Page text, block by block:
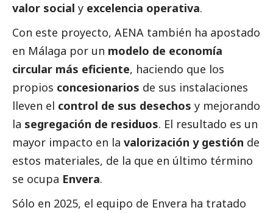
valor social y excelencia operativa.
Con este proyecto, AENA también ha apostado
en Málaga por un modelo de economía
circular más eficiente, haciendo que los
propios concesionarios de sus instalaciones
lleven el control de sus desechos y mejorando
la segregación de residuos. El resultado es un
mayor impacto en la valorización y gestión de
estos materiales, de la que en último término
se ocupa Envera.
Sólo en 2025, el equipo de Envera ha tratado